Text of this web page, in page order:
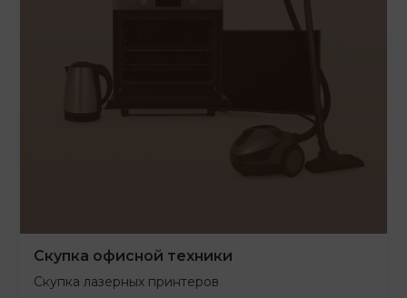
Скупка офисной техники
Скупка лазерных принтеров